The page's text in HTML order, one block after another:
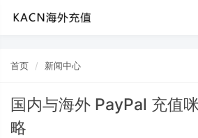
首页 新闻中心
国内与海外 PayPal 充值
略